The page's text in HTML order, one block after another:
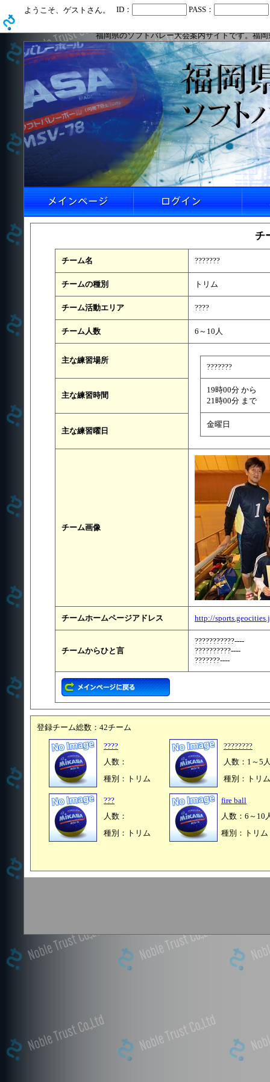
ようこそ、ゲストさん。 ID： PASS：
福岡県のソフトバレー大会案内サイトです。福
チ
チーム名 ???????
チームの種別 トリム
チーム活動エリア ????
チーム人数 6～10人
主な練習場所
???????
19時00分 から
21時00分 まで
金曜日
主な練習時間
主な練習曜日
チーム画像
チームホームページアドレス http://
チームからひと言
???????????----
??????????----
???????----
登録チーム総数：42チーム
????
人数：
種別：トリム
????????
人数：1～5
種別：トリム
???
人数：
種別：トリム
fire ball
人数：6～10
種別：トリム